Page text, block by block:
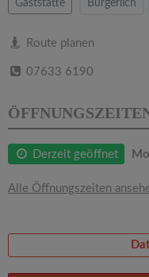
Gaststätte Bürgerlich
Route planen
07633 6190
Derzeit geöffnet
Alle Öffnungszeiten
i
a